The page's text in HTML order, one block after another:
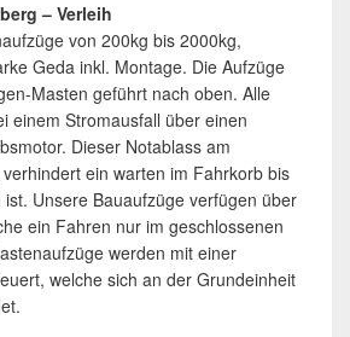
– Verleih
von 200kg bis 2000kg,
Geda inkl. Montage. Die Aufzüge
Masten geführt nach oben. Alle
einem Stromausfall über einen
Dieser Notablass am
ein warten im Fahrkorb bis
Unsere Bauaufzüge verfügen über
ein Fahren nur im geschlossenen
werden mit einer
welche sich an der Grundeinheit